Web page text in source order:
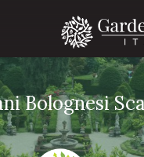
Bolognesi